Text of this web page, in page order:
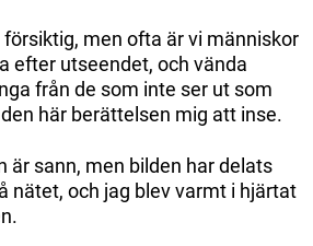
men ofta är vi människor
efter utseendet, och vända
från de som inte ser ut som
här berättelsen mig att inse.
är sann, men bilden har delats
nätet, och jag blev varmt i hjärtat